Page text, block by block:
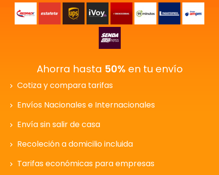
Ahorra hasta 50% en tu envío
Cotiza y compara tarifas
Envíos Nacionales e Internacionales
Envía sin salir de casa
Recoleción a domicilio incluida
Tarifas económicas para empresas